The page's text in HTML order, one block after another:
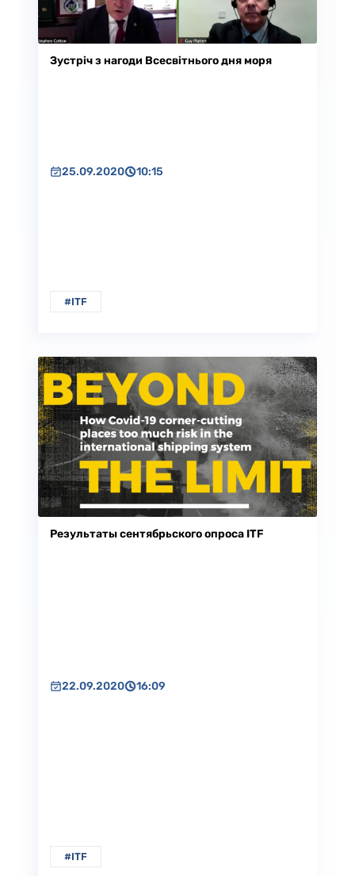
Зустріч з нагоди Всесвітнього дня моря
25.09.2020 10:15
#ITF
Результаты сентябрьского опроса ITF
22.09.2020 16:09
#ITF